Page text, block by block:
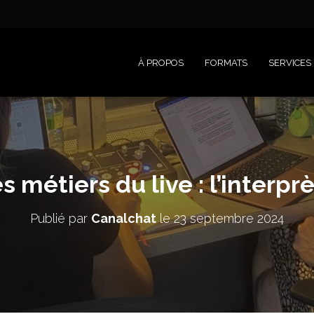
À PROPOS FORMATS SERVICES
métiers du live :
Publié par Canalchatle23 septembre 2024